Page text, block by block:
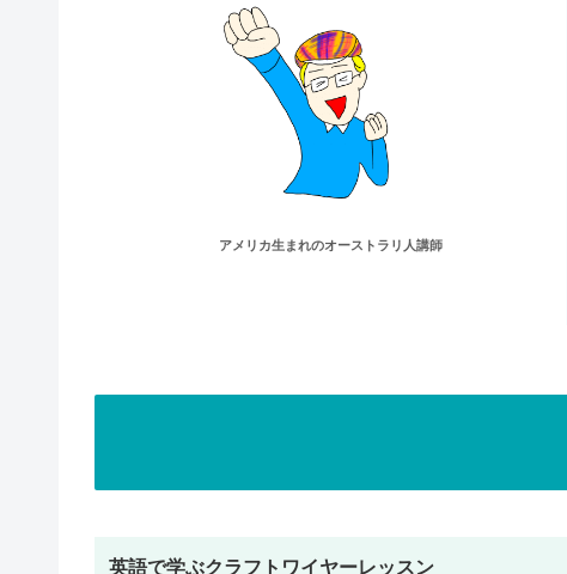
アメリカ生まれのオーストラリ人講師
英語で学ぶクラフトワイヤーレッスン